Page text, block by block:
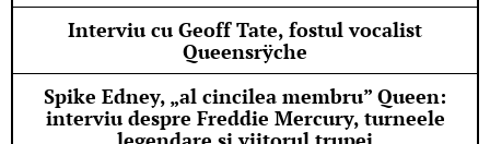
Interviu cu Geoff Tate, fostul vocalist
Queensrÿche
Spike Edney, „al cincilea membru” Queen:
interviu despre Freddie Mercury, turneele